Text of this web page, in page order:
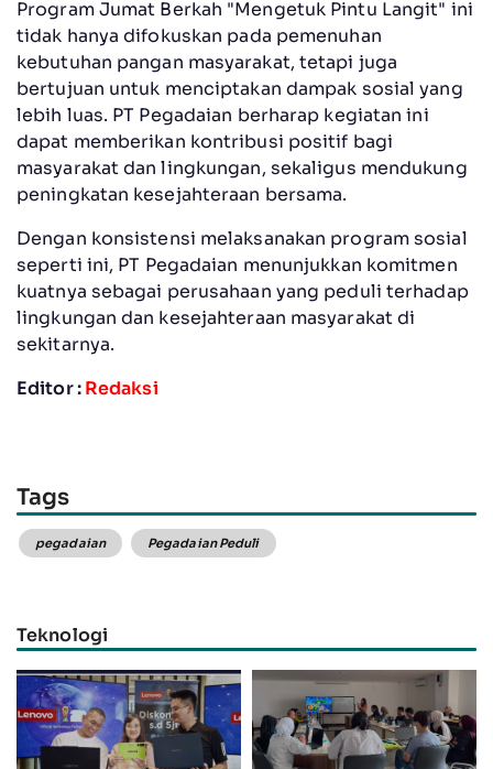
Program Jumat Berkah "Mengetuk Pintu Langit" ini
tidak hanya difokuskan pada pemenuhan
kebutuhan pangan masyarakat, tetapi juga
bertujuan untuk menciptakan dampak sosial yang
lebih luas. PT Pegadaian berharap kegiatan ini
dapat memberikan kontribusi positif bagi
masyarakat dan lingkungan, sekaligus mendukung
peningkatan kesejahteraan bersama.
Dengan konsistensi melaksanakan program sosial
seperti ini, PT Pegadaian menunjukkan komitmen
kuatnya sebagai perusahaan yang peduli terhadap
lingkungan dan kesejahteraan masyarakat di
sekitarnya.
Editor :Redaksi
Tags
pegadaian Pegadaian Peduli
Teknologi